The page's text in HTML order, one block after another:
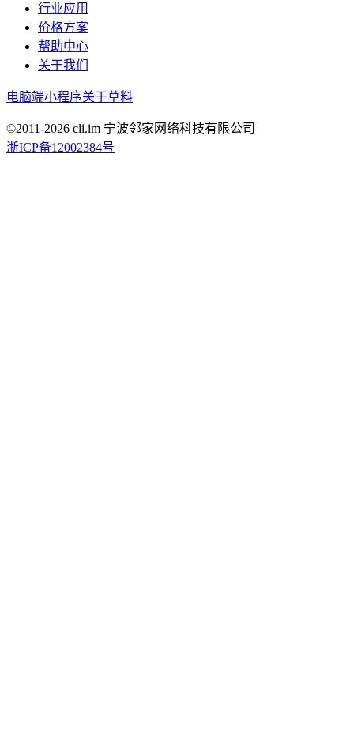
行业应用
价格方案
帮助中心
关于我们
电脑端小程序关于草料
©2011-2026 cli.im 宁波邻家网络科技有限公司
浙ICP备12002384号